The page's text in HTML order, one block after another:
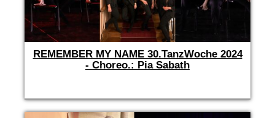
REMEMBER MY NAME 30.TanzWoche 2024
- Choreo.: Pia Sabath